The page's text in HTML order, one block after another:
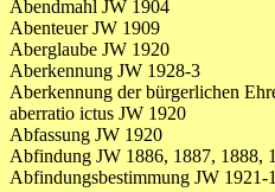
Abendmahl JW 1904
Abenteuer JW 1909
Aberglaube JW 1920
Aberkennung JW 1928-3
Aberkennung der bürgerlichen
aberratio ictus JW 1920
Abfassung JW 1920
Abfindung JW 1886, 1887, 1888,
Abfindungsbestimmung JW 1921-1